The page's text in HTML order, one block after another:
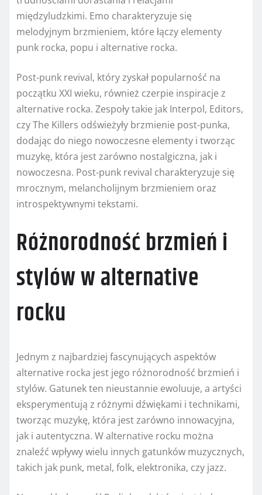
międzyludzkimi. Emo charakteryzuje się
melodyjnym brzmieniem, które łączy elementy
punk rocka, popu i alternative rocka.
Post-punk revival, który zyskał popularność na
początku XXI wieku, również czerpie inspiracje z
alternative rocka. Zespoły takie jak Interpol, Editors,
czy The Killers odświeżyły brzmienie post-punka,
dodając do niego nowoczesne elementy i tworząc
muzykę, która jest zarówno nostalgiczna, jak i
nowoczesna. Post-punk revival charakteryzuje się
mrocznym, melancholijnym brzmieniem oraz
introspektywnymi tekstami.
Różnorodność brzmień i
stylów w alternative
rocku
Jednym z najbardziej fascynujących aspektów
alternative rocka jest jego różnorodność brzmień i
stylów. Gatunek ten nieustannie ewoluuje, a artyści
eksperymentują z różnymi dźwiękami i technikami,
tworząc muzykę, która jest zarówno innowacyjna,
jak i autentyczna. W alternative rocku można
znaleźć wpływy wielu innych gatunków muzycznych,
takich jak punk, metal, folk, elektronika, czy jazz.